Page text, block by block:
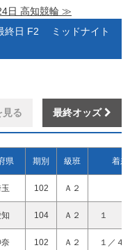
日 高知競輪 ≫
日 F2 ミッドナイト
見る 最終オッズ
県 期別 級班 着差
玉 102 Ａ２
知 104 Ａ２ １
奈 102 Ａ２ １／４